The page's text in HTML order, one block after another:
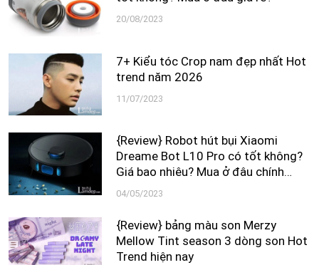
20/08/2023
7+ Kiểu tóc Crop nam đẹp nhất Hot
trend năm 2026
11/07/2023
{Review} Robot hút bụi Xiaomi
Dreame Bot L10 Pro có tốt không?
Giá bao nhiêu? Mua ở đâu chính
hãng?
04/05/2023
{Review} bảng màu son Merzy
Mellow Tint season 3 dòng son Hot
Trend hiện nay